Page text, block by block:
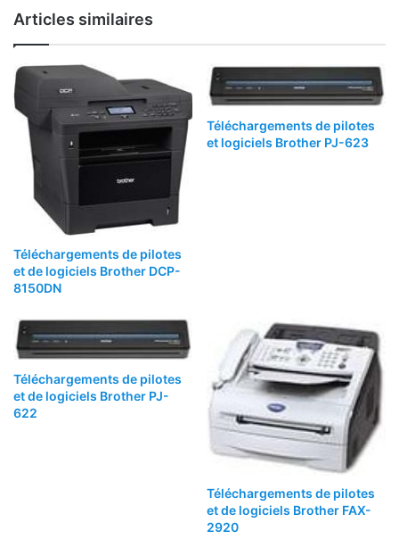
Articles similaires
Téléchargements de pilotes
et de logiciels Brother DCP-
8150DN
Téléchargements de pilotes
et logiciels Brother PJ-623
Téléchargements de pilotes
et de logiciels Brother PJ-
622
Téléchargements de pilotes
et de logiciels Brother FAX-
2920